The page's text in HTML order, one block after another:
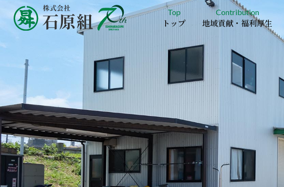
Top
トップ
Contribution
地域貢献・福利厚生